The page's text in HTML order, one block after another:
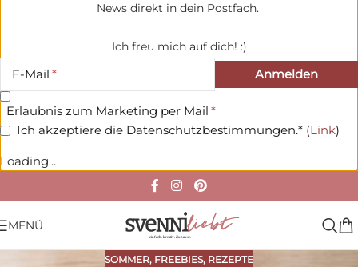
News direkt in dein Postfach.
Ich freu mich auf dich! :)
E-Mail
Erlaubnis zum Marketing per Mail
Ich akzeptiere die Datenschutzbestimmungen.* (Link)
Loading...
MENÜ
SOMMER, FREEBIES, REZEPTE